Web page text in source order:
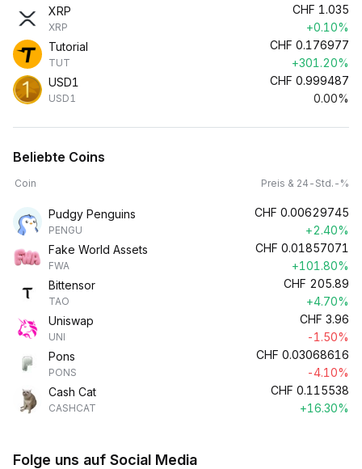
XRP
XRP
CHF 1.035
+0.10%
Tutorial
TUT
CHF 0.176977
+301.20%
USD1
USD1
CHF 0.999487
0.00%
Beliebte Coins
Coin Preis & 24-Std.-%
Pudgy Penguins
PENGU
CHF 0.00629745
+2.40%
Fake World Assets
FWA
CHF 0.01857071
+101.80%
Bittensor
TAO
CHF 205.89
+4.70%
Uniswap
UNI
CHF 3.96
-1.50%
Pons
PONS
CHF 0.03068616
-4.10%
Cash Cat
CASHCAT
CHF 0.115538
+16.30%
Folge uns auf Social Media